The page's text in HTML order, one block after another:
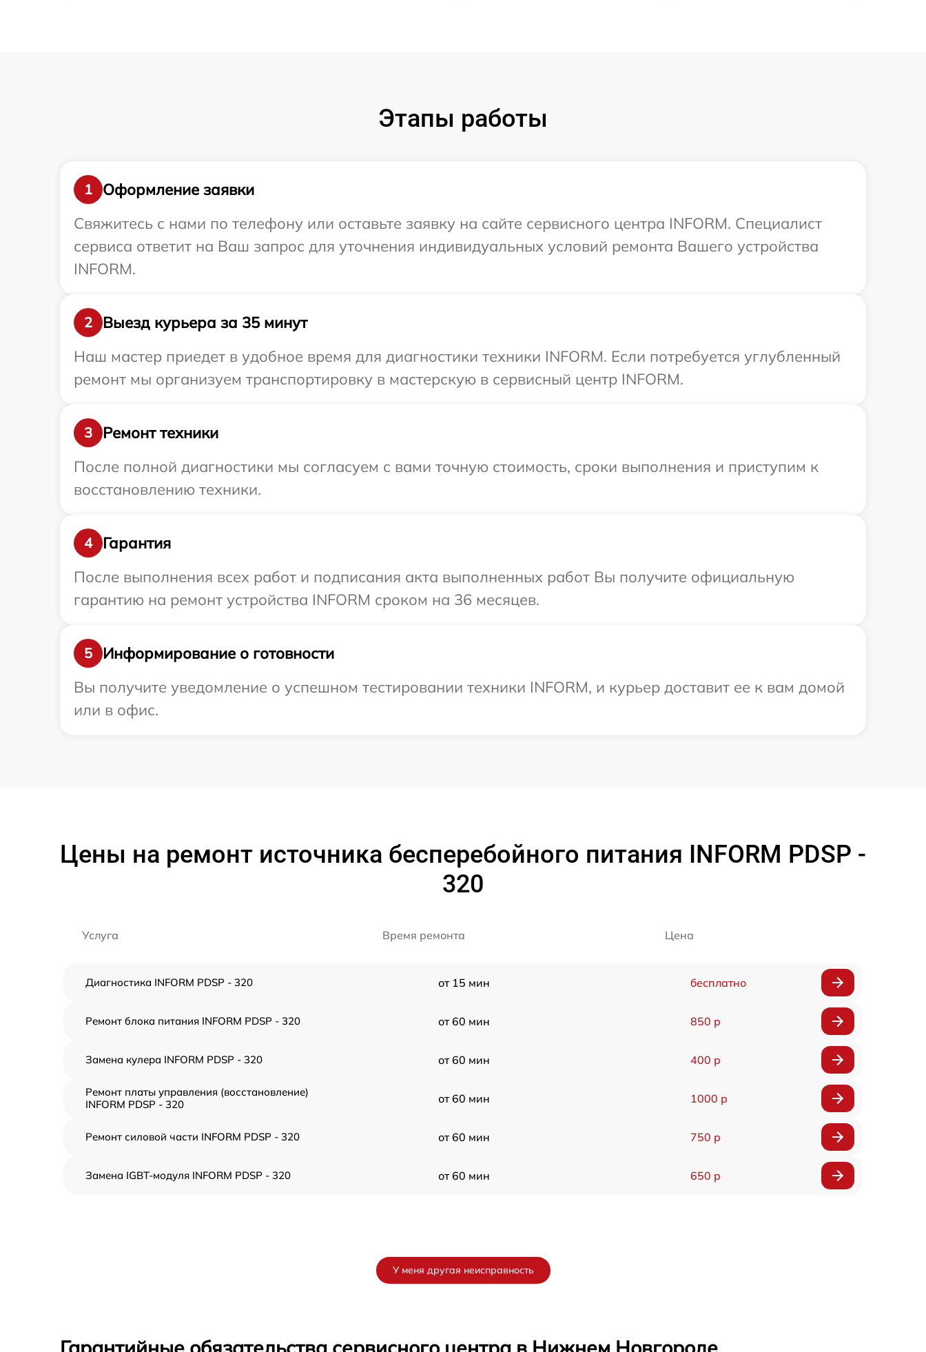
Этапы работы
1
Оформление заявки
Свяжитесь с нами по телефону или оставьте заявку на сайте сервисного центра INFORM. Специалист
сервиса ответит на Ваш запрос для уточнения индивидуальных условий ремонта Вашего устройства
INFORM.
2
Выезд курьера за 35 минут
Наш мастер приедет в удобное время для диагностики техники INFORM. Если потребуется углубленный
ремонт мы организуем транспортировку в мастерскую в сервисный центр INFORM.
3
Ремонт техники
После полной диагностики мы согласуем с вами точную стоимость, сроки выполнения и приступим к
восстановлению техники.
4
Гарантия
После выполнения всех работ и подписания акта выполненных работ Вы получите официальную
гарантию на ремонт устройства INFORM сроком на 36 месяцев.
5
Информирование о готовности
Вы получите уведомление о успешном тестировании техники INFORM, и курьер доставит ее к вам домой
или в офис.
Цены на ремонт источника бесперебойного питания INFORM PDSP -
320
Услуга Время ремонта Цена
Диагностика INFORM PDSP - 320 от 15 мин бесплатно
Ремонт блока питания INFORM PDSP - 320 от 60 мин 850 р
Замена кулера INFORM PDSP - 320 от 60 мин 400 р
Ремонт платы управления (восстановление)
INFORM PDSP - 320
от 60 мин 1000 р
Ремонт силовой части INFORM PDSP - 320 от 60 мин 750 р
Замена IGBT-модуля INFORM PDSP - 320 от 60 мин 650 р
У меня другая неисправность